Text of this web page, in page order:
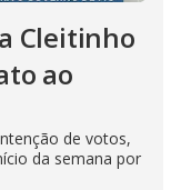
Cleitinho
ao
de votos,
da semana por